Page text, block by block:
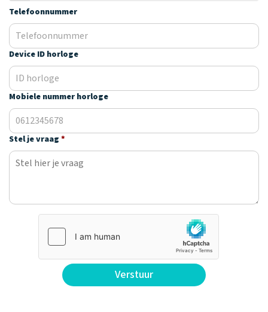
Tweedekans
horloges
Ontdek alle
horloges
kleur, naam en
je horloge
jou.
Recensies
Werken bij
Stichting
Jarige Job
Telefoonnummer
Device ID horloge
Mobiele nummer horloge
Stel je vraag *
Verstuur